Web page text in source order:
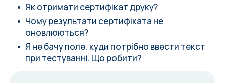
Як отримати сертифікат друку?
Чому результати сертифіката не
оновлюються?
Я не бачу поле, куди потрібно ввести текст
при тестуванні. Що робити?